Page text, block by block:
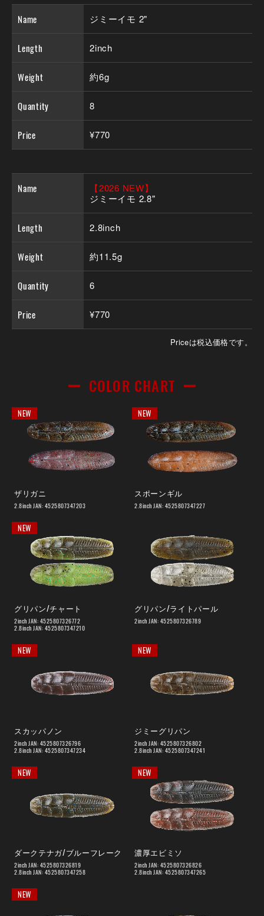
Name ジミーイモ 2"
Length 2inch
Weight 約6g
Quantity 8
Price ¥770
Name
【2026 NEW】
ジミーイモ 2.8"
Length 2.8inch
Weight 約11.5g
Quantity 6
Price ¥770
Priceは税込価格です。
COLOR CHART
NEW
ザリガニ
2.8inch JAN: 4525807347203
NEW
スポーンギル
2.8inch JAN: 4525807347227
NEW
グリパン/チャート
2inch JAN: 4525807326772
2.8inch JAN: 4525807347210
グリパン/ライトパール
2inch JAN: 4525807326789
NEW
スカッパノン
2inch JAN: 4525807326796
2.8inch JAN: 4525807347234
NEW
ジミーグリパン
2inch JAN: 4525807326802
2.8inch JAN: 4525807347241
NEW
ダークテナガ/ブルーフレーク
2inch JAN: 4525807326819
2.8inch JAN: 4525807347258
NEW
濃厚エビミソ
2inch JAN: 4525807326826
2.8inch JAN: 4525807347265
NEW